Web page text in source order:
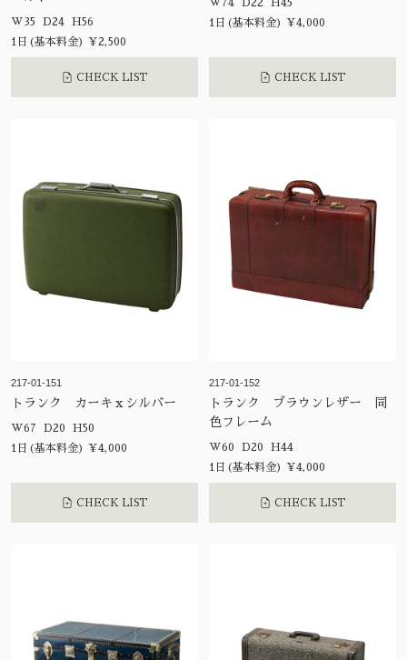
W35 D24 H56
1日(基本料金) ¥2,500
CHECK LIST
W74 D22 H45
1日(基本料金) ¥4,000
CHECK LIST
217-01-151
トランク カーキｘシルバー
W67 D20 H50
1日(基本料金) ¥4,000
CHECK LIST
217-01-152
トランク ブラウンレザー 同
色フレーム
W60 D20 H44
1日(基本料金) ¥4,000
CHECK LIST